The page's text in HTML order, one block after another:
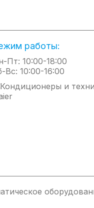
работы:
Пт: 10:00-18:00
Вс: 10:00-16:00